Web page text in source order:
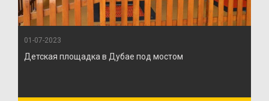
01-07-2023
Детская площадка в Дубае под мостом